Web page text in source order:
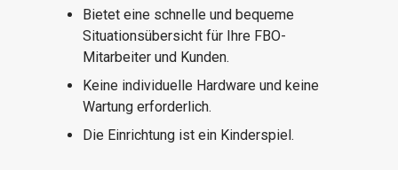
Bietet eine schnelle und bequeme
Situationsübersicht für Ihre FBO-
Mitarbeiter und Kunden.
Keine individuelle Hardware und keine
Wartung erforderlich.
Die Einrichtung ist ein Kinderspiel.